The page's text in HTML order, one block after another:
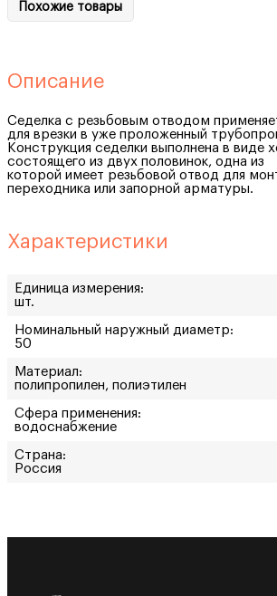
Похожие товары
Описание
Седелка с резьбовым отводом
для врезки в уже проложенный
Конструкция седелки выполнена в виде
состоящего из двух половинок, одна из
которой имеет резьбовой отвод для
переходника или запорной арматуры.
Характеристики
Единица измерения:
шт.
Номинальный наружный диаметр:
50
Материал:
полипропилен, полиэтилен
Сфера применения:
водоснабжение
Страна:
Россия